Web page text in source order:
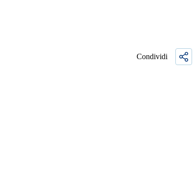
Condividi